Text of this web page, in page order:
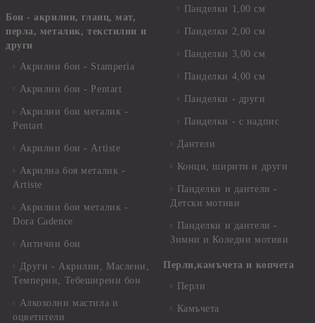
Бои - акрилни, гланц, мат,
перла, металик, текстилни и
други
Акрилни бои - Stamperia
Акрилни бои - Pentart
Акрилни бои металик -
Pentart
Акрилни бои - Artiste
Акрилна боя металик -
Artiste
Акрилни бои металик -
Dora Cadence
Антични бои
Други - Акрилни, Маслени,
Темперни, Тебеширени бои
Алкохолни мастила и
оцветители
Панделки 1,00 см
Панделки 2,00 см
Панделки 3,00 см
Панделки 4,00 см
Панделки - други
Панделки - с надпис
Дантели
Конци, ширити и други
Панделки и дантели -
Детски мотиви
Панделки и дантели -
Зимни и Коледни мотиви
Перли,камъчета и копчета
Перли
Камъчета